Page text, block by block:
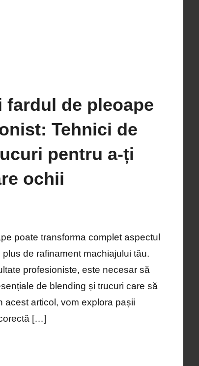
fardul de pleoape
Tehnici de
pentru a-ți
ochii
poate transforma complet aspectul
de rafinament machiajului tău.
profesioniste, este necesar să
de blending și trucuri care să
acest articol, vom explora pașii
[…]